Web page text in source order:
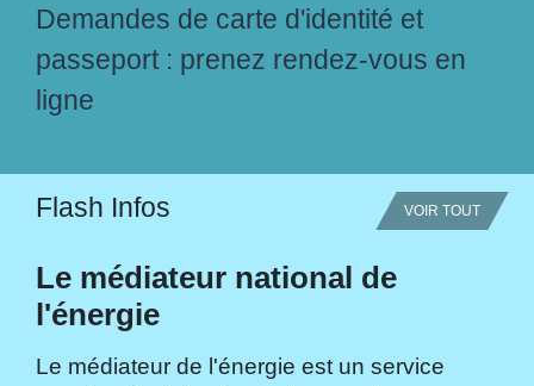
Demandes de carte d'identité et
passeport : prenez rendez-vous en
ligne
Flash Infos VOIR TOUT
Le médiateur national de
l'énergie
Le médiateur de l'énergie est un service